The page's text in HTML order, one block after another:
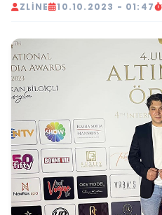
ZLINE 10.10.2023 - 01:47